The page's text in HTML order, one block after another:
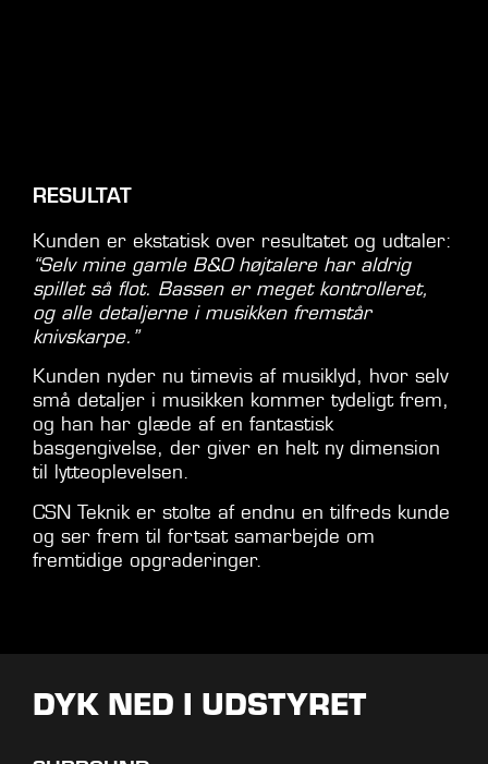
RESULTAT
Kunden er ekstatisk over resultatet og udtaler:
“Selv mine gamle B&O højtalere har aldrig
spillet så flot. Bassen er meget kontrolleret,
og alle detaljerne i musikken fremstår
knivskarpe.”
Kunden nyder nu timevis af musiklyd, hvor selv
små detaljer i musikken kommer tydeligt frem,
og han har glæde af en fantastisk
basgengivelse, der giver en helt ny dimension
til lytteoplevelsen.
CSN Teknik er stolte af endnu en tilfreds kunde
og ser frem til fortsat samarbejde om
fremtidige opgraderinger.
DYK NED I UDSTYRET